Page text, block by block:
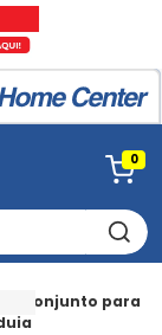
0
Conjunto para